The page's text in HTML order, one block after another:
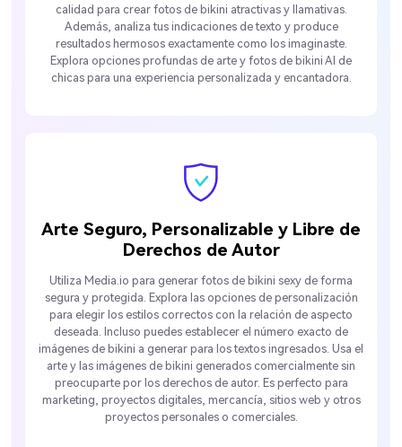
calidad para crear fotos de bikini atractivas y llamativas.
Además, analiza tus indicaciones de texto y produce
resultados hermosos exactamente como los imaginaste.
Explora opciones profundas de arte y fotos de bikini AI de
chicas para una experiencia personalizada y encantadora.
Arte Seguro, Personalizable y Libre de
Derechos de Autor
Utiliza Media.io para generar fotos de bikini sexy de forma
segura y protegida. Explora las opciones de personalización
para elegir los estilos correctos con la relación de aspecto
deseada. Incluso puedes establecer el número exacto de
imágenes de bikini a generar para los textos ingresados. Usa el
arte y las imágenes de bikini generados comercialmente sin
preocuparte por los derechos de autor. Es perfecto para
marketing, proyectos digitales, mercancía, sitios web y otros
proyectos personales o comerciales.